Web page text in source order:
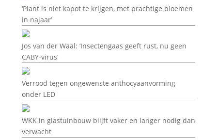
‘Plant is niet kapot te krijgen, met prachtige bloemen
in najaar’
Jos van der Waal: ‘Insectengaas geeft rust, nu geen
CABY-virus’
Verrood tegen ongewenste anthocyaanvorming
onder LED
WKK in glastuinbouw blijft vaker en langer nodig dan
verwacht